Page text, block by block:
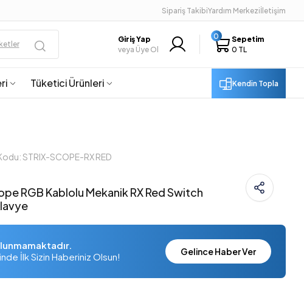
Sipariş TakibiYardım Merkeziİletişim
Giriş Yap
veya Üye Ol
0
Sepetim
0 TL
Tüketici Ürünleri Kendin Topla
STRIX-SCOPE-RX RED
RGB Kablolu Mekanik RX Red Switch
İlk Sizin Haberiniz Olsun!
Gelince Haber Ver